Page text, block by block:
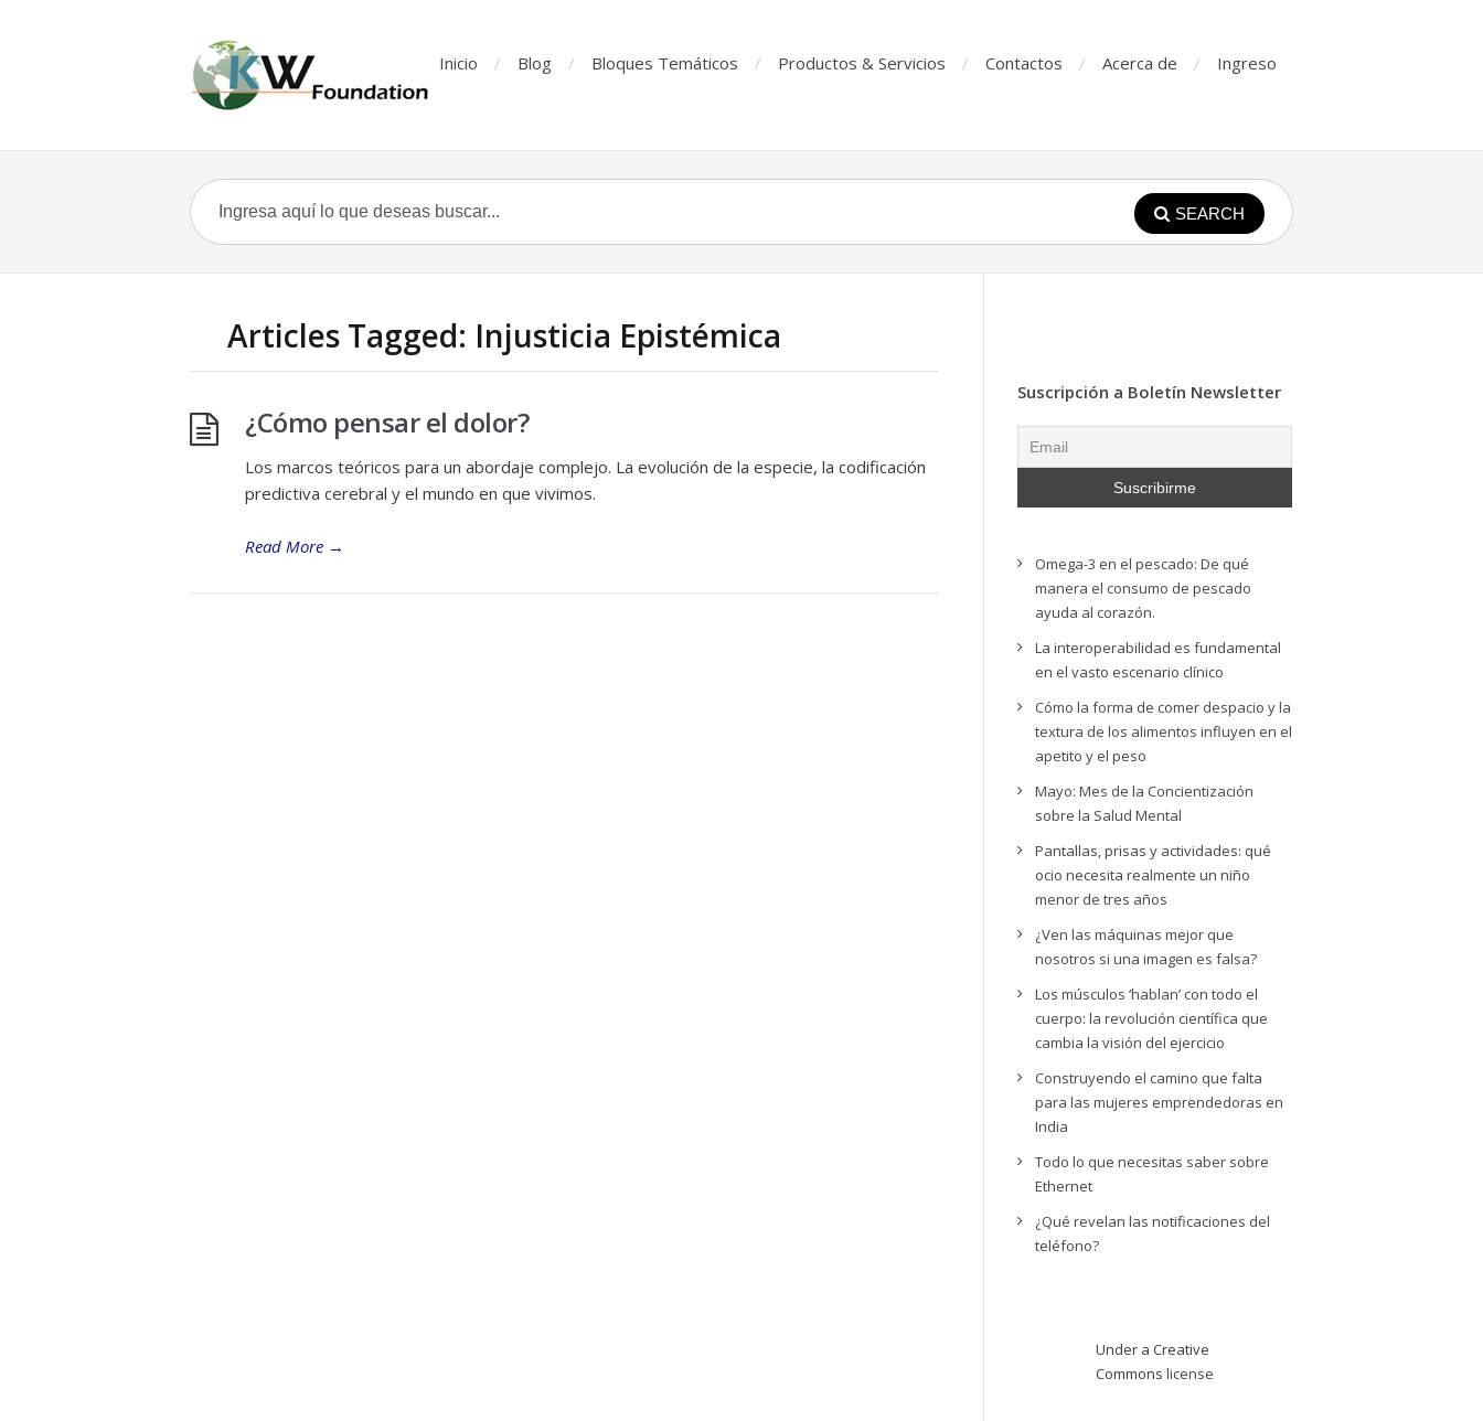
Inicio Blog Bloques Temáticos Productos & Servicios Contactos Acerca de Ingreso
SEARCH
Articles Tagged: Injusticia Epistémica
¿Cómo pensar el dolor?
Los marcos teóricos para un abordaje complejo. La evolución de la especie, la codificación
predictiva cerebral y el mundo en que vivimos.
Read More →
Suscripción a Boletín Newsletter
Omega-3 en el pescado: De qué
manera el consumo de pescado
ayuda al corazón.
La interoperabilidad es fundamental
en el vasto escenario clínico
Cómo la forma de comer despacio y la
textura de los alimentos influyen en el
apetito y el peso
Mayo: Mes de la Concientización
sobre la Salud Mental
Pantallas, prisas y actividades: qué
ocio necesita realmente un niño
menor de tres años
¿Ven las máquinas mejor que
nosotros si una imagen es falsa?
Los músculos ‘hablan’ con todo el
cuerpo: la revolución científica que
cambia la visión del ejercicio
Construyendo el camino que falta
para las mujeres emprendedoras en
India
Todo lo que necesitas saber sobre
Ethernet
¿Qué revelan las notificaciones del
teléfono?
Under a Creative
Commons license